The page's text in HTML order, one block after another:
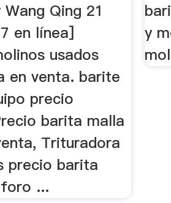
Qing 21
en línea]
usados
en venta. barite
precio
barita malla
Trituradora
precio barita
...
y